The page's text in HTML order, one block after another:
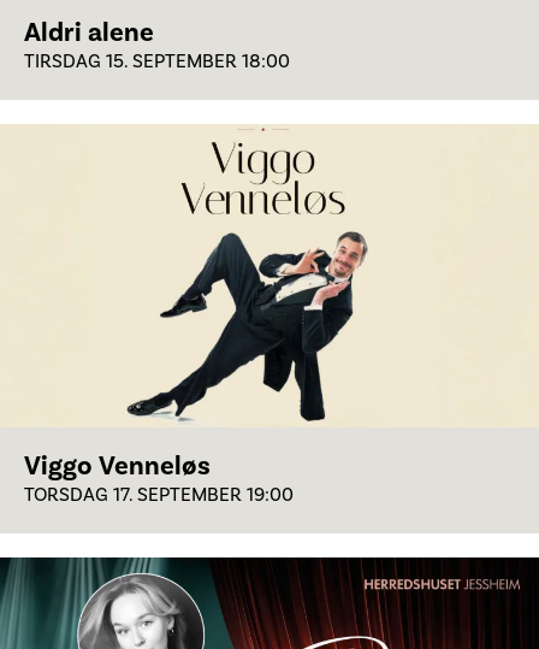
Aldri alene
TIRSDAG 15. SEPTEMBER 18:00
Viggo Venneløs
TORSDAG 17. SEPTEMBER 19:00